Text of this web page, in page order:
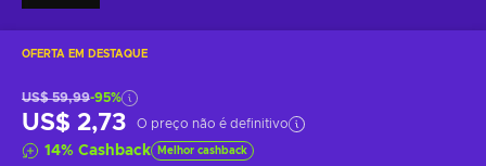
OFERTA EM DESTAQUE
US$ 59,99-95%
US$ 2,73 O preço não é definitivo
14% Cashback Melhor cashback